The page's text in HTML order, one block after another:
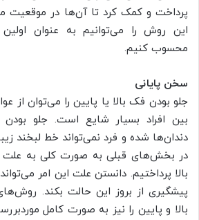
پرداخت و کمک کرد تا آن‌ها در موقعیت
این روش را می‌توانیم به عنوان اولین
محسوب کنیم.
سخن پایانی
جلو بودن فک بالا یا پایین را می‌توان از
بین افراد بسیار شایع است. جلو
دندان‌ها شده و فرد نمی‌تواند خط لبخند
در بخش‌های قبلی به صورت کلی به علت
بالا پرداختیم. دانستن علت این امر
پیشگیری از بروز این حالت بکند.
بالا و پایین را نیز به صورت کامل